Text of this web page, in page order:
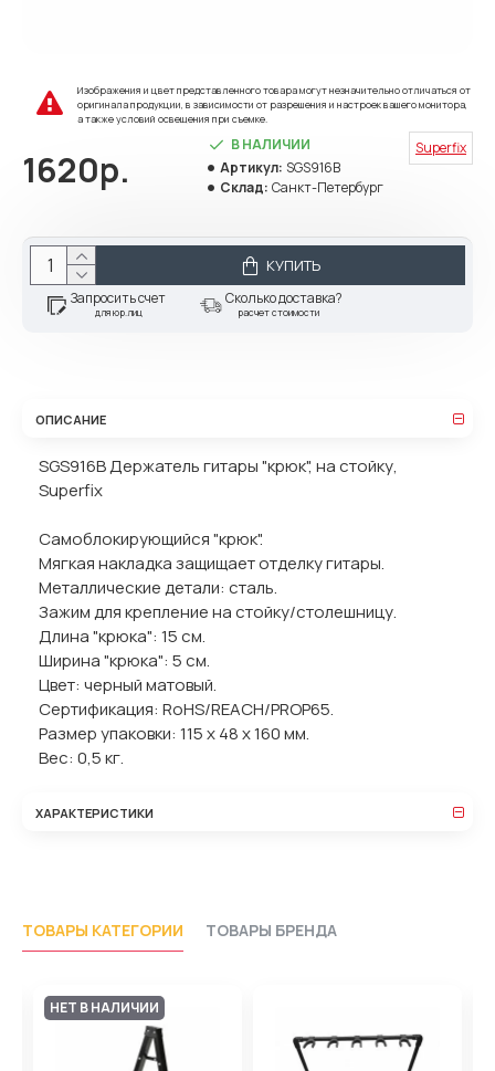
Изображения и цвет представленного товара могут незначительно отличаться от
оригинала продукции, в зависимости от разрешения и настроек вашего монитора,
а также условий освещения при съемке.
1620р.
В НАЛИЧИИ
Артикул: SGS916B
Склад: Санкт-Петербург
Superfix
КУПИТЬ
Запросить счет
для юр.лиц
Сколько доставка?
расчет стоимости
ОПИСАНИЕ
SGS916B Держатель гитары "крюк", на стойку,
Superfix
Самоблокирующийся "крюк".
Мягкая накладка защищает отделку гитары.
Металлические детали: сталь.
Зажим для крепление на стойку/столешницу.
Длина "крюка": 15 см.
Ширина "крюка": 5 см.
Цвет: черный матовый.
Сертификация: RoHS/REACH/PROP65.
Размер упаковки: 115 х 48 х 160 мм.
Вес: 0,5 кг.
ХАРАКТЕРИСТИКИ
ТОВАРЫ КАТЕГОРИИ ТОВАРЫ БРЕНДА
НЕТ В НАЛИЧИИ